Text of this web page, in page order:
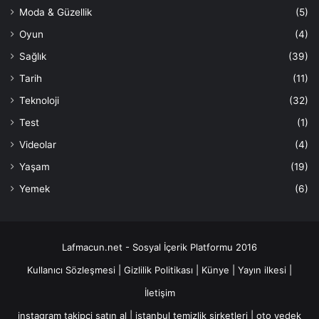
Moda & Güzellik
(5)
Oyun
(4)
Sağlık
(39)
Tarih
(11)
Teknoloji
(32)
Test
(1)
Videolar
(4)
Yaşam
(19)
Yemek
(6)
Lafmacun.net - Sosyal İçerik Platformu 2016
Kullanıcı Sözleşmesi
Gizlilik Politikası Künye Yayın ilkesi
İletişim
instagram takipçi satın al
istanbul temizlik şirketleri oto yedek